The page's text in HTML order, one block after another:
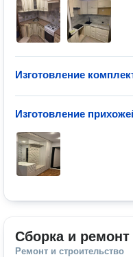
Изготовление
Изготовление
Сборка и
Ремонт и строительство